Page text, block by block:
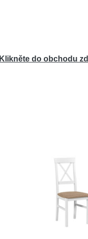
Klikněte do obchodu